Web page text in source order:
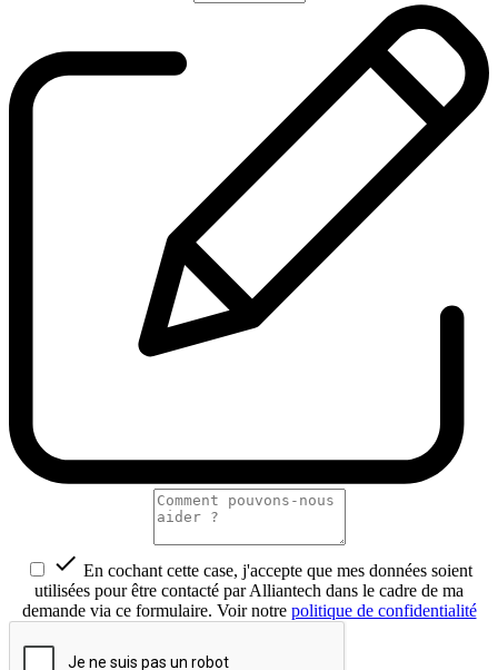
 En cochant cette case, j'accepte que mes données soient
utilisées pour être contacté par Alliantech dans le cadre de ma
demande via ce formulaire. Voir notre politique de confidentialité